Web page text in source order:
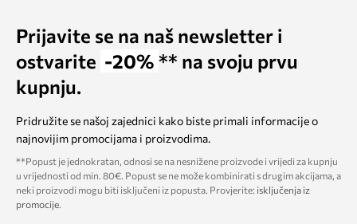
Prijavite se na naš newsletter i
ostvarite -20% ** na svoju prvu
kupnju.
Pridružite se našoj zajednici kako biste primali informacije o
najnovijim promocijama i proizvodima.
**Popust je jednokratan, odnosi se na nesnižene proizvode i vrijedi za kupnju
u vrijednosti od min. 80€. Popust se ne može kombinirati s drugim akcijama, a
neki proizvodi mogu biti isključeni iz popusta. Provjerite: isključenja iz
promocije.